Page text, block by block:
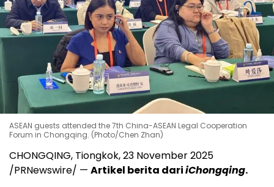
ASEAN guests attended the 7th China-ASEAN Legal Cooperation
Forum in Chongqing. (Photo/Chen Zhan)
CHONGQING, Tiongkok,23 November 2025
/PRNewswire/ — Artikel berita dariiChongqing.